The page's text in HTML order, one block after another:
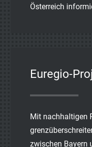
Österreich
Euregio-
Mit nachhaltigen
zwischen Bayern